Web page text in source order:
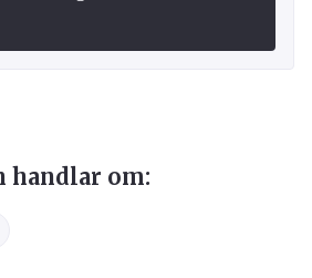
handlar om: